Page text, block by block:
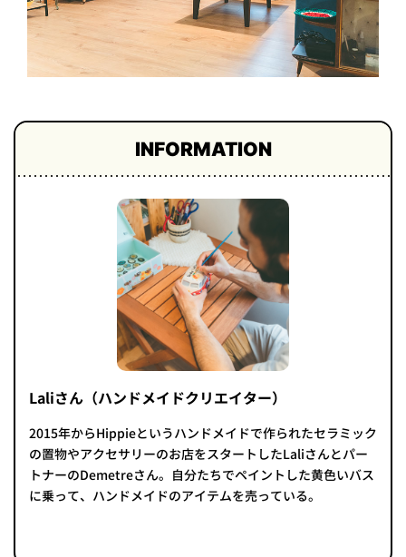
INFORMATION
Laliさん（ハンドメイドクリエイター）
2015年からHippieというハンドメイドで作られたセラミック
の置物やアクセサリーのお店をスタートしたLaliさんとパー
トナーのDemetreさん。自分たちでペイントした黄色いバス
に乗って、ハンドメイドのアイテムを売っている。